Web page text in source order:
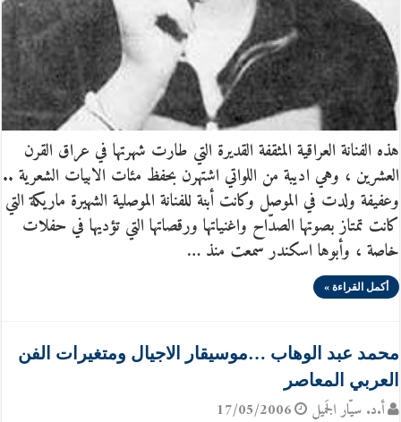
هذه الفنانة العراقية المثقفة القديرة التي طارت شهرتها في عراق القرن
العشرين ، وهي اديبة من اللواتي اشتهرن بحفظ مئات الابيات الشعرية ..
وعفيفة ولدت في الموصل وكانت أبنة للفنانة الموصلية الشهيرة ماريكة التي
كانت تمتاز بصوتها الصدّاح واغنياتها ورقصاتها التي تؤديها في حفلات
خاصة ، وأبوها اسكندر سمعت منذ …
أكمل القراءة »
محمد عبد الوهاب …موسيقار الاجيال ومتغيرات الفن
العربي المعاصر
أ.د. سيّار الجَميل 17/05/2006